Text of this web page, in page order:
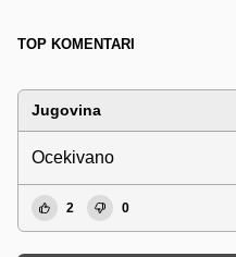
TOP KOMENTARI
Jugovina
Ocekivano
2 0